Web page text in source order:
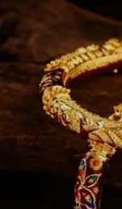
Image credits: